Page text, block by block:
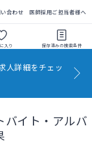
合わせ 医師採用ご担当者様へ
入り 保存済みの検索条件
人詳細をチェッ
バイト・アルバ